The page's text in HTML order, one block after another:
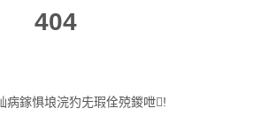
404
病鎵惧埌浣犳兂瑕佺殑鍐呭!